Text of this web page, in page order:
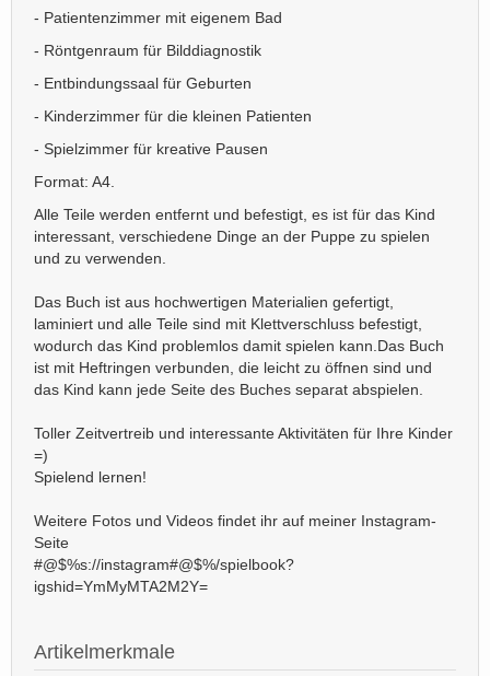
- Patientenzimmer mit eigenem Bad
- Röntgenraum für Bilddiagnostik
- Entbindungssaal für Geburten
- Kinderzimmer für die kleinen Patienten
- Spielzimmer für kreative Pausen
Format: A4.
Alle Teile werden entfernt und befestigt, es ist für das Kind
interessant, verschiedene Dinge an der Puppe zu spielen
und zu verwenden.
Das Buch ist aus hochwertigen Materialien gefertigt,
laminiert und alle Teile sind mit Klettverschluss befestigt,
wodurch das Kind problemlos damit spielen kann.Das Buch
ist mit Heftringen verbunden, die leicht zu öffnen sind und
das Kind kann jede Seite des Buches separat abspielen.
Toller Zeitvertreib und interessante Aktivitäten für Ihre Kinder
=)
Spielend lernen!
Weitere Fotos und Videos findet ihr auf meiner Instagram-
Seite
#@$%s://instagram#@$%/spielbook?
igshid=YmMyMTA2M2Y=
Artikelmerkmale